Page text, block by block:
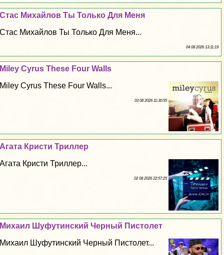
Стас Михайлов Ты Только Для Меня
Стас Михайлов Ты Только Для Меня...
04 08 2026 13:11:19
Miley Cyrus These Four Walls
Miley Cyrus These Four Walls...
03 08 2026 11:30:55
Агата Кристи Триллер
Агата Кристи Триллер...
02 08 2026 22:57:25
Михаил Шуфутинский Черный Пистолет
Михаил Шуфутинский Черный Пистолет...